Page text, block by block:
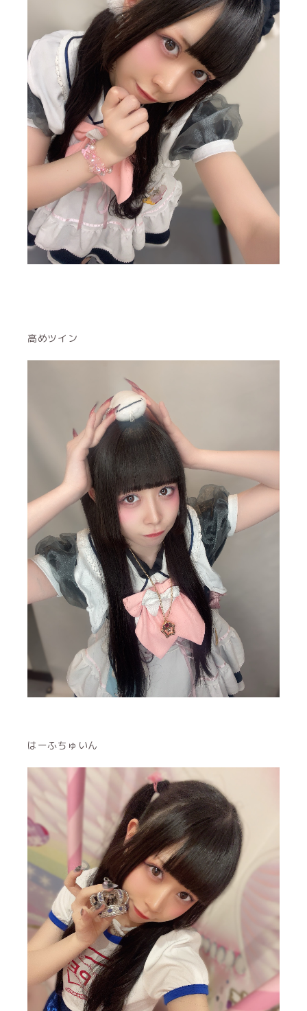
高めツイン
はーふちゅいん